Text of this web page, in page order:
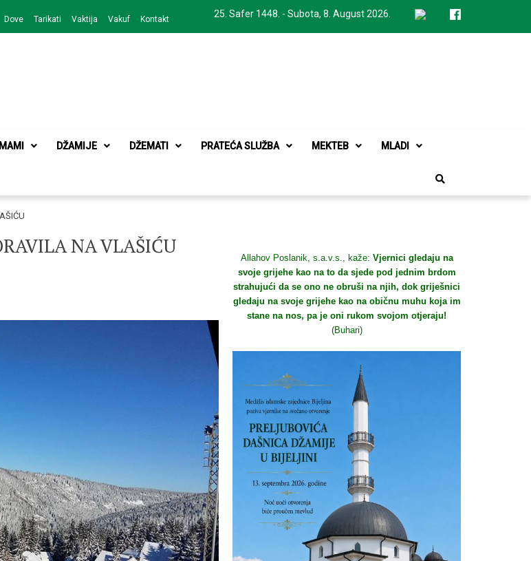
25. Safer 1448. - Subota, 8. August 2026.
Dove Tarikati Vaktija Vakuf Kontakt
Bijeljina
IMAMI DŽAMIJE DŽEMATI PRATEĆA SLUŽBA MEKTEB MLADI
NA VLAŠIĆU Allahov Poslanik, s.a.v.s., kaže: Vjernici gledaju na
svoje grijehe kao na to da sjede pod jednim brdom
strahujući da se ono ne obruši na njih, dok griješnici
gledaju na svoje grijehe kao na običnu muhu koja im
stane na nos, pa je oni rukom svojom otjeraju!
(Buhari)